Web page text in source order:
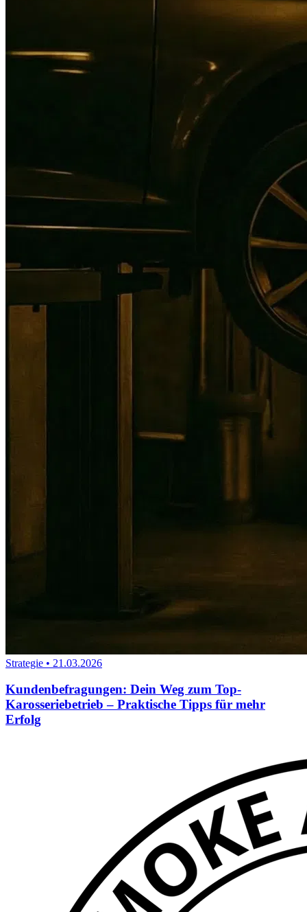
Strategie • 21.03.2026
Kundenbefragungen: Dein Weg zum Top-
Karosseriebetrieb – Praktische Tipps für mehr
Erfolg